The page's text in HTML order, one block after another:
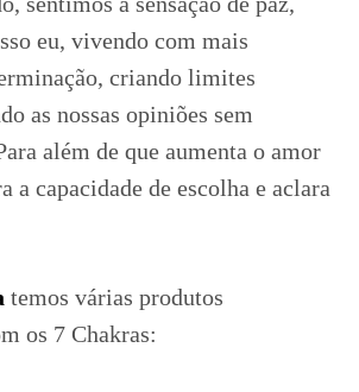
eu, vivendo com mais
criando limites
as nossas opiniões sem
além de que aumenta o amor
a capacidade de escolha e aclara
temos várias produtos
os 7 Chakras: